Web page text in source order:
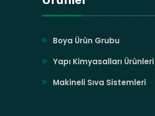
Boya Ürün Grubu
Yapı Kimyasalları Ürünleri
Makineli Sıva Sistemleri